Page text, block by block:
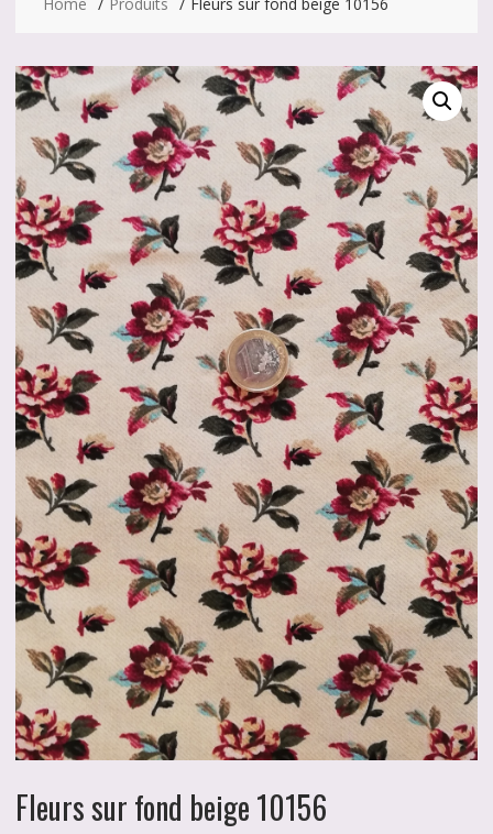
Fleurs sur fond beige 10156